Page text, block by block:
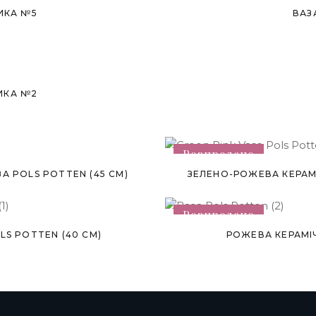
№5
№2
POTTEN (45 СМ)
Розпродано
ЗЕЛЕНО-РОЖЕВА
POTTEN (40 СМ)
Розпродано
РОЖЕВА